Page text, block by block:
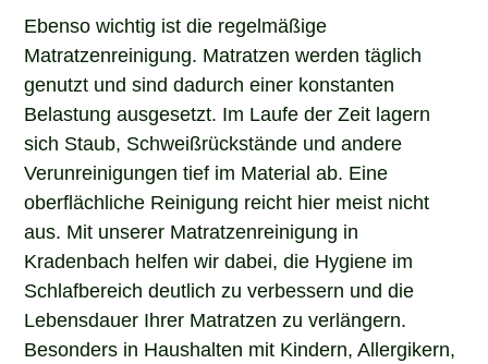
Ebenso wichtig ist die regelmäßige
Matratzenreinigung. Matratzen werden täglich
genutzt und sind dadurch einer konstanten
Belastung ausgesetzt. Im Laufe der Zeit lagern
sich Staub, Schweißrückstände und andere
Verunreinigungen tief im Material ab. Eine
oberflächliche Reinigung reicht hier meist nicht
aus. Mit unserer Matratzenreinigung in
Kradenbach helfen wir dabei, die Hygiene im
Schlafbereich deutlich zu verbessern und die
Lebensdauer Ihrer Matratzen zu verlängern.
Besonders in Haushalten mit Kindern, Allergikern,